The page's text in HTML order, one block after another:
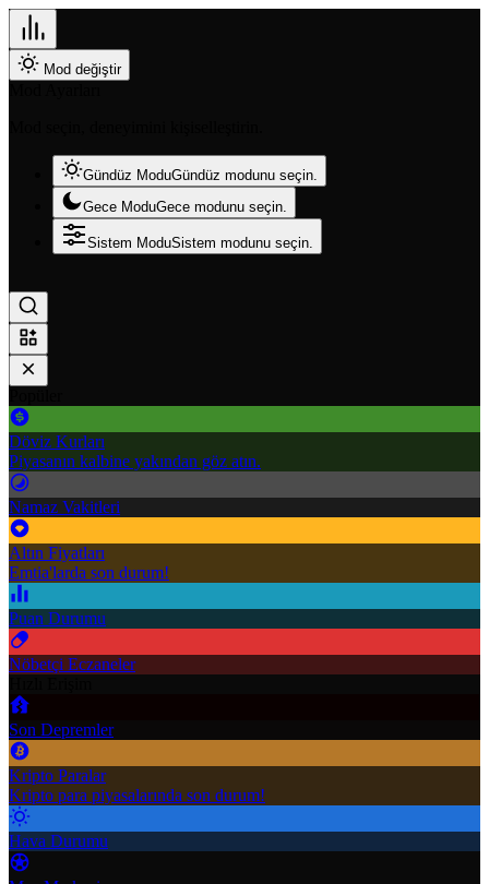
Mod değiştir
Gündüz ModuGündüz modunu seçin.
Gece ModuGece modunu seçin.
Sistem ModuSistem modunu seçin.
Döviz Kurları
Piyasanın kalbine yakından göz atın.
Namaz Vakitleri
Altın Fiyatları
Emtia'larda son durum!
Puan Durumu
Nöbetçi Eczaneler
Son Depremler
Kripto Paralar
Kripto para piyasalarında son durum!
Hava Durumu